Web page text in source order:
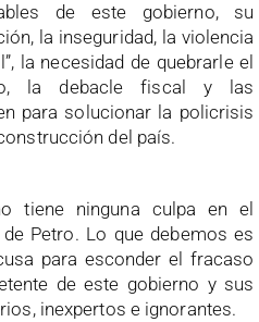
de este gobierno, su
la inseguridad, la violencia
la necesidad de quebrarle el
la debacle fiscal y las
para solucionar la policrisis
del país.
tiene ninguna culpa en el
Petro. Lo que debemos es
para esconder el fracaso
de este gobierno y sus
inexpertos e ignorantes.